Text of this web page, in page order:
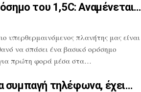
του 1,5C: Αναμένεται…
υπερθερμαινόμενος πλανήτης μαςείναι
να σπάσει έναβασικό ορόσημο
πρώτη φορά μέσα στα…
συμπαγή τηλέφωνα, έχει…